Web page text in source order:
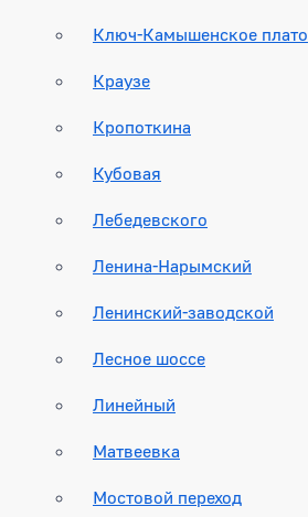
Ключ-Камышенское плато
Краузе
Кропоткина
Кубовая
Лебедевского
Ленина-Нарымский
Ленинский-заводской
Лесное шоссе
Линейный
Матвеевка
Мостовой переход